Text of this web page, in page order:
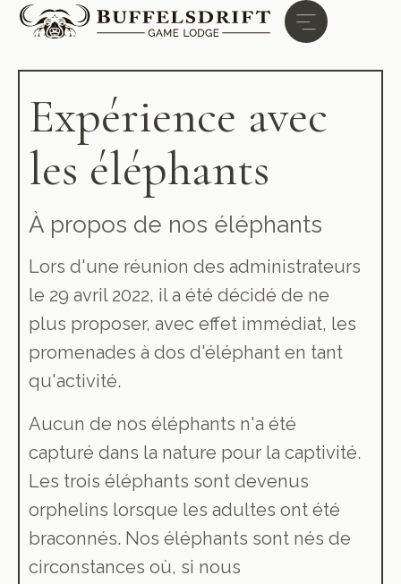
Expérience avec
les éléphants
À propos de nos éléphants
Lors d'une réunion des administrateurs
le 29 avril 2022, il a été décidé de ne
plus proposer, avec effet immédiat, les
promenades à dos d'éléphant en tant
qu'activité.
Aucun de nos éléphants n'a été
capturé dans la nature pour la captivité.
Les trois éléphants sont devenus
orphelins lorsque les adultes ont été
braconnés. Nos éléphants sont nés de
circonstances où, si nous